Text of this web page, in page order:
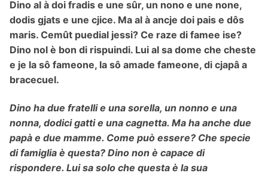
Dino al à doi fradis e une sûr, un nono e une none,
dodis gjats e une cjice. Ma al à ancje doi pais e dôs
maris. Cemût puedial jessi? Ce raze di famee ise?
Dino nol è bon di rispuindi. Lui al sa dome che cheste
e je la sô fameone, la sô amade fameone, di cjapâ a
bracecuel.
Dino ha due fratelli e una sorella, un nonno e una
nonna, dodici gatti e una cagnetta. Ma ha anche due
papà e due mamme. Come può essere? Che specie
di famiglia è questa? Dino non è capace di
rispondere. Lui sa solo che questa è la sua